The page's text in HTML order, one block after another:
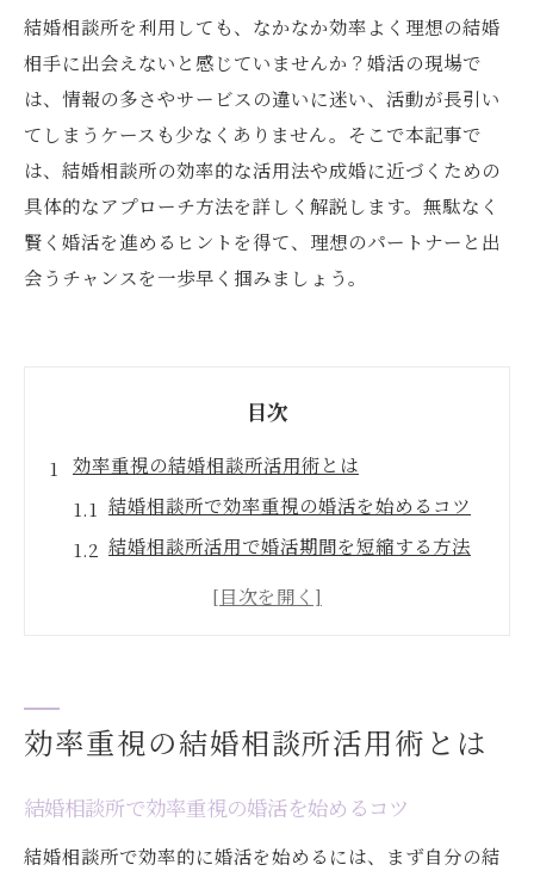
結婚相談所を利用しても、なかなか効率よく理想の結婚
相手に出会えないと感じていませんか？婚活の現場で
は、情報の多さやサービスの違いに迷い、活動が長引い
てしまうケースも少なくありません。そこで本記事で
は、結婚相談所の効率的な活用法や成婚に近づくための
具体的なアプローチ方法を詳しく解説します。無駄なく
賢く婚活を進めるヒントを得て、理想のパートナーと出
会うチャンスを一歩早く掴みましょう。
目次
効率重視の結婚相談所活用術とは
結婚相談所で効率重視の婚活を始めるコツ
結婚相談所活用で婚活期間を短縮する方法
結婚相談所選びで成婚率を高める秘訣
結婚相談所で効率よく活動するための目標
理想の相手探しに結婚相談所が最適な理由
結婚相談所が理想の相手探しに強い理由
効率重視の結婚相談所活用術とは
結婚相談所で効率重視の婚活を始めるコツ
結婚相談所で効率的に婚活を始めるには、まず自分の結